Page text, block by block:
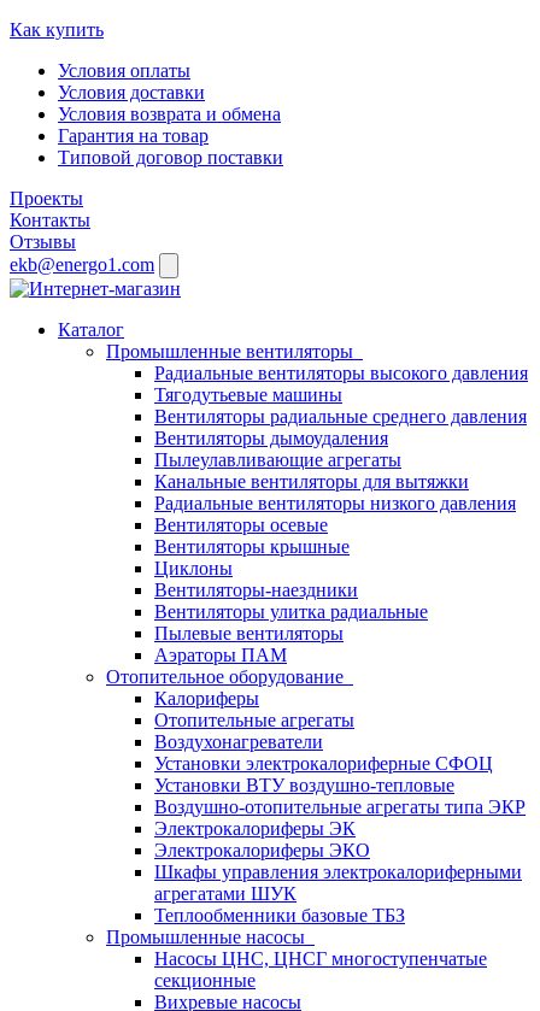
Как купить
Условия оплаты
Условия доставки
Условия возврата и обмена
Гарантия на товар
Типовой договор поставки
Проекты
Контакты
Отзывы
ekb@energo1.com
Каталог
Промышленные вентиляторы
Радиальные вентиляторы высокого давления
Тягодутьевые машины
Вентиляторы радиальные среднего давления
Вентиляторы дымоудаления
Пылеулавливающие агрегаты
Канальные вентиляторы для вытяжки
Радиальные вентиляторы низкого давления
Вентиляторы осевые
Вентиляторы крышные
Циклоны
Вентиляторы-наездники
Вентиляторы улитка радиальные
Пылевые вентиляторы
Аэраторы ПАМ
Отопительное оборудование
Калориферы
Отопительные агрегаты
Воздухонагреватели
Установки электрокалориферные СФОЦ
Установки ВТУ воздушно-тепловые
Воздушно-отопительные агрегаты типа ЭКР
Электрокалориферы ЭК
Электрокалориферы ЭКО
Шкафы управления электрокалориферными
агрегатами ШУК
Теплообменники базовые ТБЗ
Промышленные насосы
Насосы ЦНС, ЦНСГ многоступенчатые
секционные
Вихревые насосы